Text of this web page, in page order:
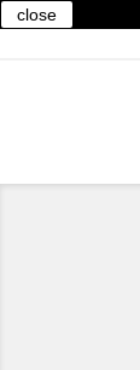
close